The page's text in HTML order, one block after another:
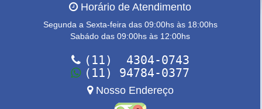
Horário de Atendimento
Segunda a Sexta-feira das 09:00hs às 18:00hs
Sabádo das 09:00hs às 12:00hs
(11) 4304-0743
(11) 94784-0377
Nosso Endereço